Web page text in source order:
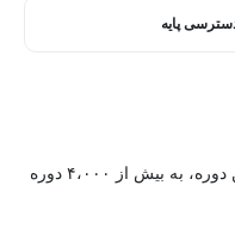
پایه
با خرید اشتراک مکتب‌پلاس، علاوه بر این دوره، به بیش از ۴،۰۰۰ دوره